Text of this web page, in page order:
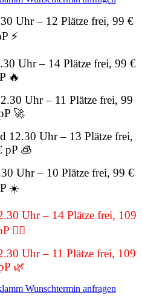
Uhr – 12 Plätze frei, 99 €
⚡
Uhr – 14 Plätze frei, 99 €
🔥
Uhr – 11 Plätze frei, 99
🚀
12.30 Uhr – 13 Plätze frei,
pP 🧊
Uhr – 10 Plätze frei, 99 €
☀️
Uhr – 14 Plätze frei, 109
🏄‍♂️
Uhr – 11 Plätze frei, 109
🌿
Wunschtermin anfragen